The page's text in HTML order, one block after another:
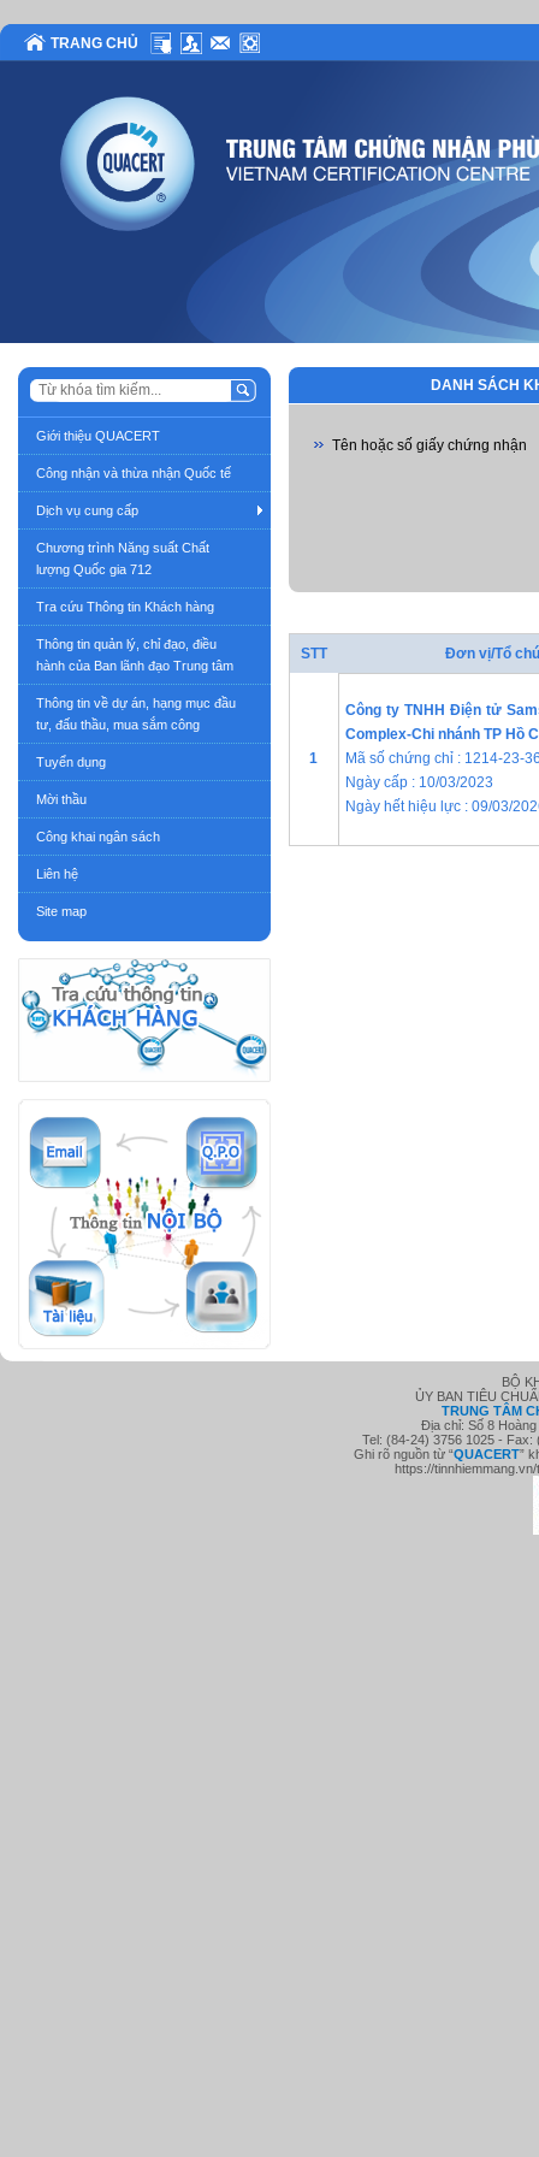
TRANG CHỦ
Giới thiệu QUACERT
Công nhận và thừa nhận Quốc tế
Dịch vụ cung cấp
Chương trình Năng suất Chất
lượng Quốc gia 712
Tra cứu Thông tin Khách hàng
Thông tin quản lý, chỉ đạo, điều
hành của Ban lãnh đạo Trung tâm
Thông tin về dự án, hạng mục đầu
tư, đấu thầu, mua sắm công
Tuyển dụng
Mời thầu
Công khai ngân sách
Liên hệ
Site map
DANH SÁCH
Tên hoặc số giấy chứng nhận
STT Đơn vị/Tổ
1
Công ty TNHH Điện tử
Complex-Chi nhánh TP Hồ
Mã số chứng chỉ : 1214-23-
Ngày cấp : 10/03/2023
Ngày hết hiệu lực : 09/03/
BỘ
ỦY BAN TIÊU
TRUNG TÂM
Địa chỉ: Số 8
Tel: (84-24) 3756 1025 -
Ghi rõ nguồn từ “QUACERT”
https://